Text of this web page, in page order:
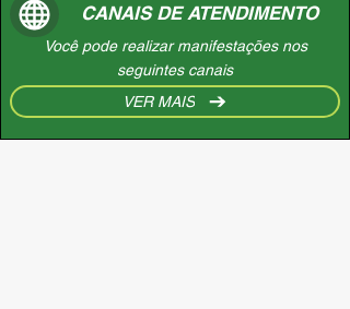
CANAIS DE ATENDIMENTO
Você pode realizar manifestações nos
seguintes canais
VER MAIS